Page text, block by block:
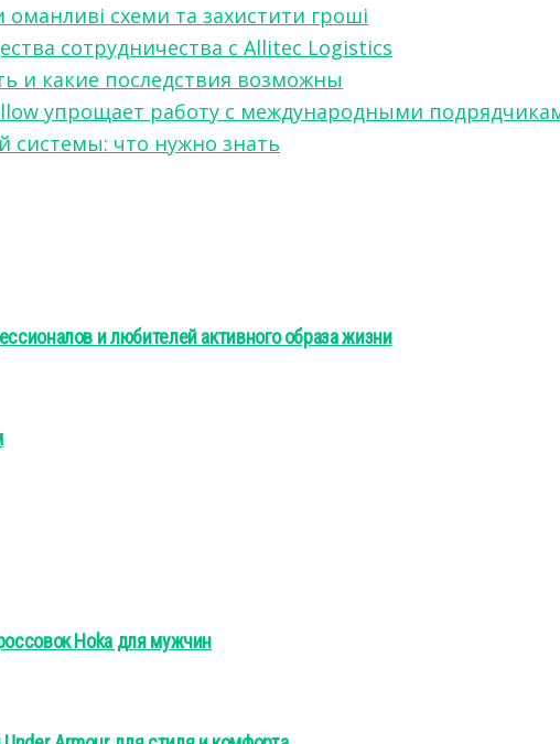
схеми та захистити гроші
сотрудничества с Allitec Logistics
и какие последствия возможны
упрощает работу с международными
системы: что нужно знать
и любителей активного образа жизни
Hoka для мужчин